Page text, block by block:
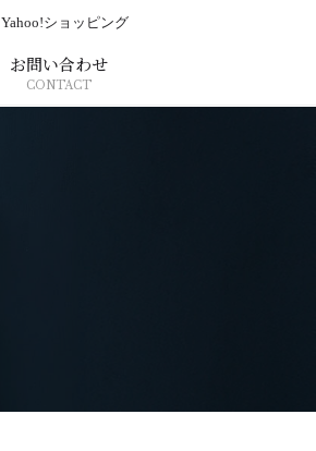
Yahoo!ショッピング
お問い合わせ
CONTACT